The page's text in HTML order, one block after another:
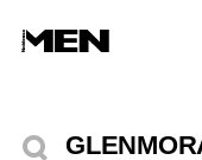
검색결과